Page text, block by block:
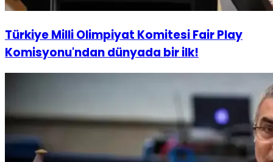
Türkiye Milli Olimpiyat Komitesi Fair Play
Komisyonu'ndan dünyada bir ilk!